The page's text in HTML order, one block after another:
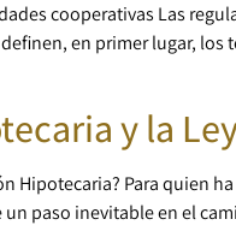
cooperativas Las
en primer lugar,
y la
Hipotecaria? Para
paso inevitable en el